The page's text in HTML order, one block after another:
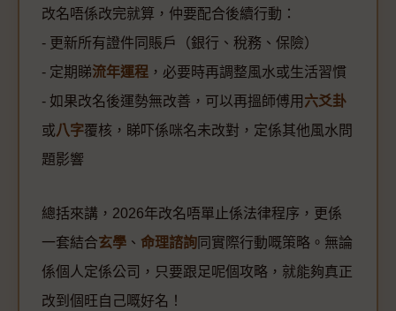
改名唔係改完就算，仲要配合後續行動：
- 更新所有證件同賬戶（銀行、稅務、保險）
- 定期睇流年運程 ，必要時再調整風水或生活習慣
- 如果改名後運勢無改善，可以再搵師傅用 六爻卦
或八字覆核，睇吓係咪名未改對，定係其他風水問
題影響
總括來講，2026年改名唔單止係法律程序，更係
一套結合玄學 、 命理諮詢 同實際行動嘅策略。無論
係個人定係公司，只要跟足呢個攻略，就能夠真正
改到個旺自己嘅好名！